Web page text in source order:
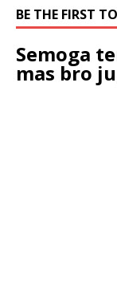
BE THE FIRST
Semoga
mas bro